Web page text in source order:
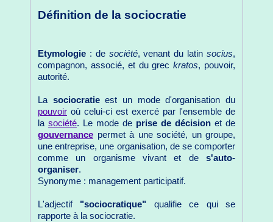
Définition de la sociocratie
Etymologie : de société, venant du latinsocius,
compagnon, associé, et du greckratos, pouvoir,
autorité.
La sociocratieest un mode d'organisation du
pouvoir où celui-ci est exercé par l'ensemble de
la société. Le mode de prise de décision et de
gouvernance permet à une société, un groupe,
une entreprise, une organisation, de se comporter
comme un organisme vivant et de s'auto-
organiser.
Synonyme : management participatif.
L'adjectif "sociocratique" qualifie ce qui se
rapporte à la sociocratie.